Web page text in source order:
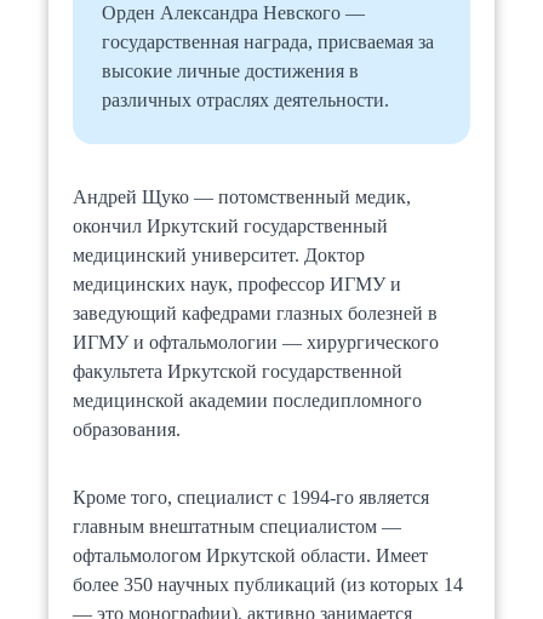
Орден Александра Невского —
государственная награда, присваемая за
высокие личные достижения в
различных отраслях деятельности.
Андрей Щуко — потомственный медик,
окончил Иркутский государственный
медицинский университет. Доктор
медицинских наук, профессор ИГМУ и
заведующий кафедрами глазных болезней в
ИГМУ и офтальмологии — хирургического
факультета Иркутской государственной
медицинской академии последипломного
образования.
Кроме того, специалист с 1994-го является
главным внештатным специалистом —
офтальмологом Иркутской области. Имеет
более 350 научных публикаций (из которых 14
— это монографии), активно занимается